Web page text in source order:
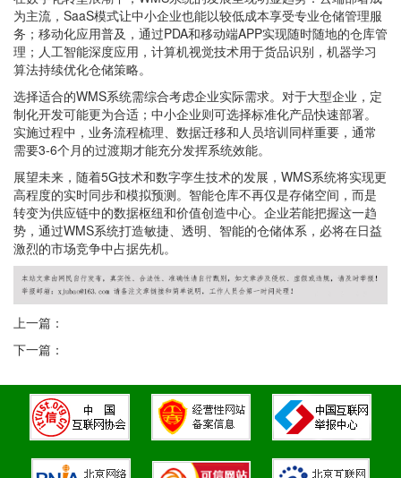
为主流，SaaS模式让中小企业也能以较低成本享受专业仓储管理服
务；移动化应用普及，通过PDA和移动端APP实现随时随地的仓库管
理；人工智能深度应用，计算机视觉技术用于货品识别，机器学习
算法持续优化仓储策略。
选择适合的WMS系统需综合考虑企业实际需求。对于大型企业，定
制化开发可能更为合适；中小企业则可选择标准化产品快速部署。
实施过程中，业务流程梳理、数据迁移和人员培训同样重要，通常
需要3-6个月的过渡期才能充分发挥系统效能。
展望未来，随着5G技术和数字孪生技术的发展，WMS系统将实现更
高程度的实时同步和模拟预测。智能仓库不再仅是存储空间，而是
转变为供应链中的数据枢纽和价值创造中心。企业若能把握这一趋
势，通过WMS系统打造敏捷、透明、智能的仓储体系，必将在日益
激烈的市场竞争中占据先机。
上一篇：
下一篇：